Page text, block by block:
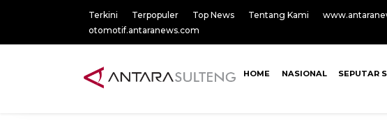
Terkini Terpopuler Top News Tentang Kami
otomotif.antaranews.com
HOME NASIONAL SEPUTAR